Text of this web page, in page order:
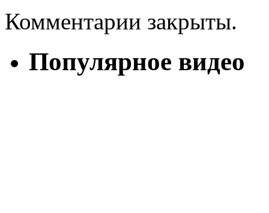
Комментарии закрыты.
Популярное видео